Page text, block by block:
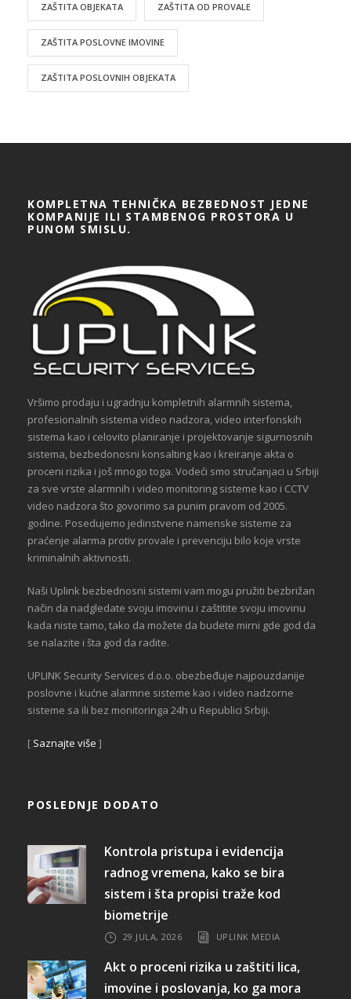
ZAŠTITA OBJEKATA ZAŠTITA OD PROVALE
ZAŠTITA POSLOVNE IMOVINE
ZAŠTITA POSLOVNIH OBJEKATA
KOMPLETNA TEHNIČKA BEZBEDNOST JEDNE
KOMPANIJE ILI STAMBENOG PROSTORA U
PUNOM SMISLU.
Vršimo prodaju i ugradnju kompletnih alarmnih sistema,
profesionalnih sistema video nadzora, video interfonskih
sistema kao i celovito planiranje i projektovanje sigurnosnih
sistema, bezbedonosni konsalting kao i kreiranje akta o
proceni rizika i još mnogo toga. Vodeći smo stručanjaci u Srbiji
za sve vrste alarmnih i video monitoring sisteme kao i CCTV
video nadzora što govorimo sa punim pravom od 2005.
godine. Posedujemo jedinstvene namenske sisteme za
praćenje alarma protiv provale i prevenciju bilo koje vrste
kriminalnih aktivnosti.
Naši Uplink bezbednosni sistemi vam mogu pružiti bezbrižan
način da nadgledate svoju imovinu i zaštitite svoju imovinu
kada niste tamo, tako da možete da budete mirni gde god da
se nalazite i šta god da radite.
UPLINK Security Services d.o.o. obezbeđuje najpouzdanije
poslovne i kućne alarmne sisteme kao i video nadzorne
sisteme sa ili bez monitoringa 24h u Republici Srbiji.
[ Saznajte više ]
POSLEDNJE DODATO
Kontrola pristupa i evidencija
radnog vremena, kako se bira
sistem i šta propisi traže kod
biometrije
29 JULA, 2026 UPLINK MEDIA
Akt o proceni rizika u zaštiti lica,
imovine i poslovanja, ko ga mora